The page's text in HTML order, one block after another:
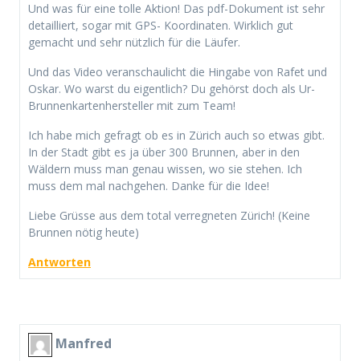
Und was für eine tolle Aktion! Das pdf-Dokument ist sehr
detailliert, sogar mit GPS- Koordinaten. Wirklich gut
gemacht und sehr nützlich für die Läufer.
Und das Video veranschaulicht die Hingabe von Rafet und
Oskar. Wo warst du eigentlich? Du gehörst doch als Ur-
Brunnenkartenhersteller mit zum Team!
Ich habe mich gefragt ob es in Zürich auch so etwas gibt.
In der Stadt gibt es ja über 300 Brunnen, aber in den
Wäldern muss man genau wissen, wo sie stehen. Ich
muss dem mal nachgehen. Danke für die Idee!
Liebe Grüsse aus dem total verregneten Zürich! (Keine
Brunnen nötig heute)
Antworten
Manfred